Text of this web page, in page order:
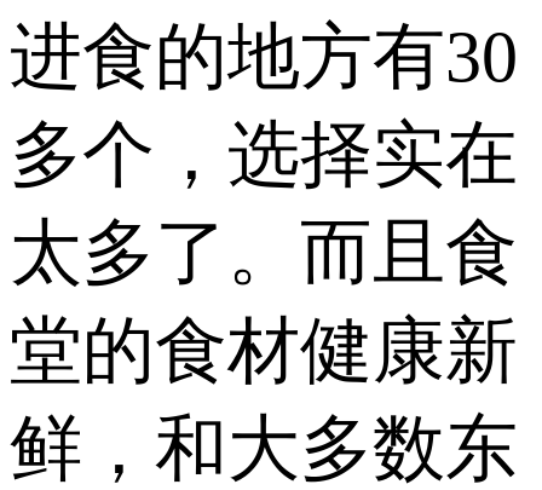
进食的地方有30
多个，选择实在
太多了。而且食
堂的食材健康新
鲜，和大多数东